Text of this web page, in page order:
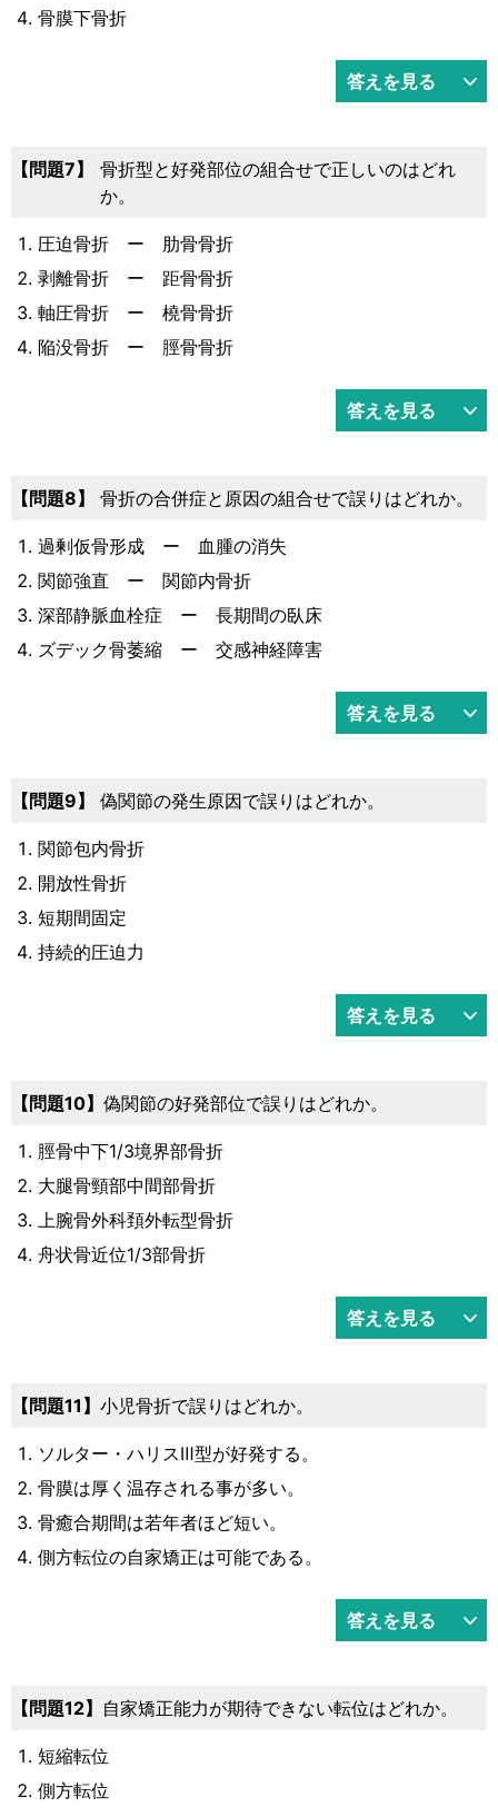
骨膜下骨折
答えを見る
問題7
骨折型と好発部位の組合せで正しいのはどれ
か。
圧迫骨折 ー 肋骨骨折
剥離骨折 ー 距骨骨折
軸圧骨折 ー 橈骨骨折
陥没骨折 ー 脛骨骨折
答えを見る
問題8 骨折の合併症と原因の組合せで誤りはどれか。
過剰仮骨形成 ー 血腫の消失
関節強直 ー 関節内骨折
深部静脈血栓症 ー 長期間の臥床
ズデック骨萎縮 ー 交感神経障害
答えを見る
問題9 偽関節の発生原因で誤りはどれか。
関節包内骨折
開放性骨折
短期間固定
持続的圧迫力
答えを見る
問題10 偽関節の好発部位で誤りはどれか。
脛骨中下1/3境界部骨折
大腿骨頸部中間部骨折
上腕骨外科頚外転型骨折
舟状骨近位1/3部骨折
答えを見る
問題11 小児骨折で誤りはどれか。
ソルター・ハリスⅢ型が好発する。
骨膜は厚く温存される事が多い。
骨癒合期間は若年者ほど短い。
側方転位の自家矯正は可能である。
答えを見る
問題12 自家矯正能力が期待できない転位はどれか。
短縮転位
側方転位